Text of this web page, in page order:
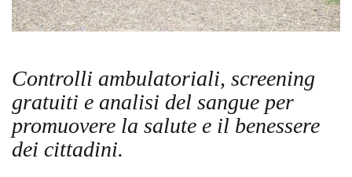
Controlli ambulatoriali, screening
gratuiti e analisi del sangue per
promuovere la salute e il benessere
dei cittadini.